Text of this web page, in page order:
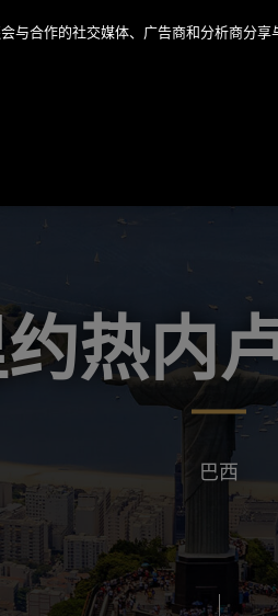
热内
巴西
与合作的社交媒体、广告商和分析商分享